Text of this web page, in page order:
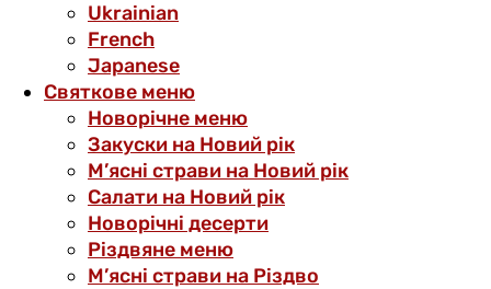
Ukrainian
French
Japanese
Святкове меню
Новорічне меню
Закуски на Новий рік
М’ясні страви на Новий рік
Салати на Новий рік
Новорічні десерти
Різдвяне меню
М’ясні страви на Різдво